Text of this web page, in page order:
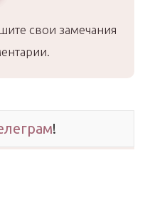
свои замечания
!